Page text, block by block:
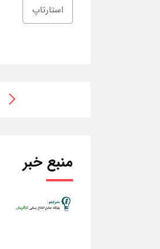
استارتاپ
منبع خبر